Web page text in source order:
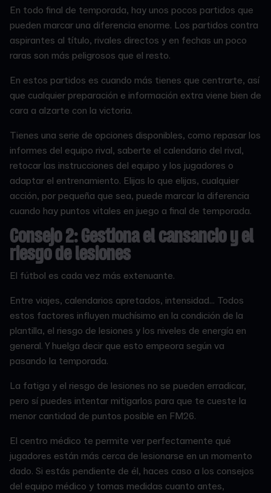
En todo final de temporada, hay unos pocos partidos que
pueden marcar una diferencia enorme. Los partidos contra
aspirantes al título, rivales directos y en fechas un poco
raras son más peligrosos que el resto.
En estos partidos es cuando más tienes que centrarte, así
que cualquier preparación e información extra viene bien de
cara a alzarte con la victoria.
Tienes una serie de opciones disponibles, como repasar los
informes del equipo rival, saberte el calendario del rival,
retocar las instrucciones del equipo y los jugadores o
adaptar el entrenamiento. Elijas lo que elijas, cualquier
acción, por pequeña que sea, puede marcar la diferencia
cuando hay puntos vitales en juego a final de temporada.
Consejo 2: Gestiona el cansancio y el
riesgo de lesiones
El fútbol es cada vez más extenuante.
Entre viajes, calendarios apretados, intensidad... Todos
estos factores influyen muchísimo en la condición de la
plantilla, el riesgo de lesiones y los niveles de energía en
general. Y huelga decir que esto empeora según va
pasando la temporada.
La fatiga y el riesgo de lesiones no se pueden erradicar,
pero sí puedes intentar mitigarlos para que te cueste la
menor cantidad de puntos posible en FM26.
El centro médico te permite ver perfectamente qué
jugadores están más cerca de lesionarse en un momento
dado. Si estás pendiente de él, haces caso a los consejos
del equipo médico y tomas medidas cuanto antes,